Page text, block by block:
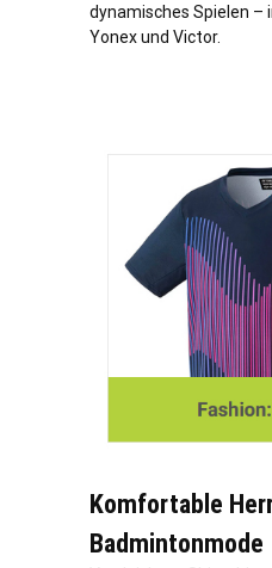
dynamisches Spielen –
Yonex und Victor.
Komfortable
Badmintonmode